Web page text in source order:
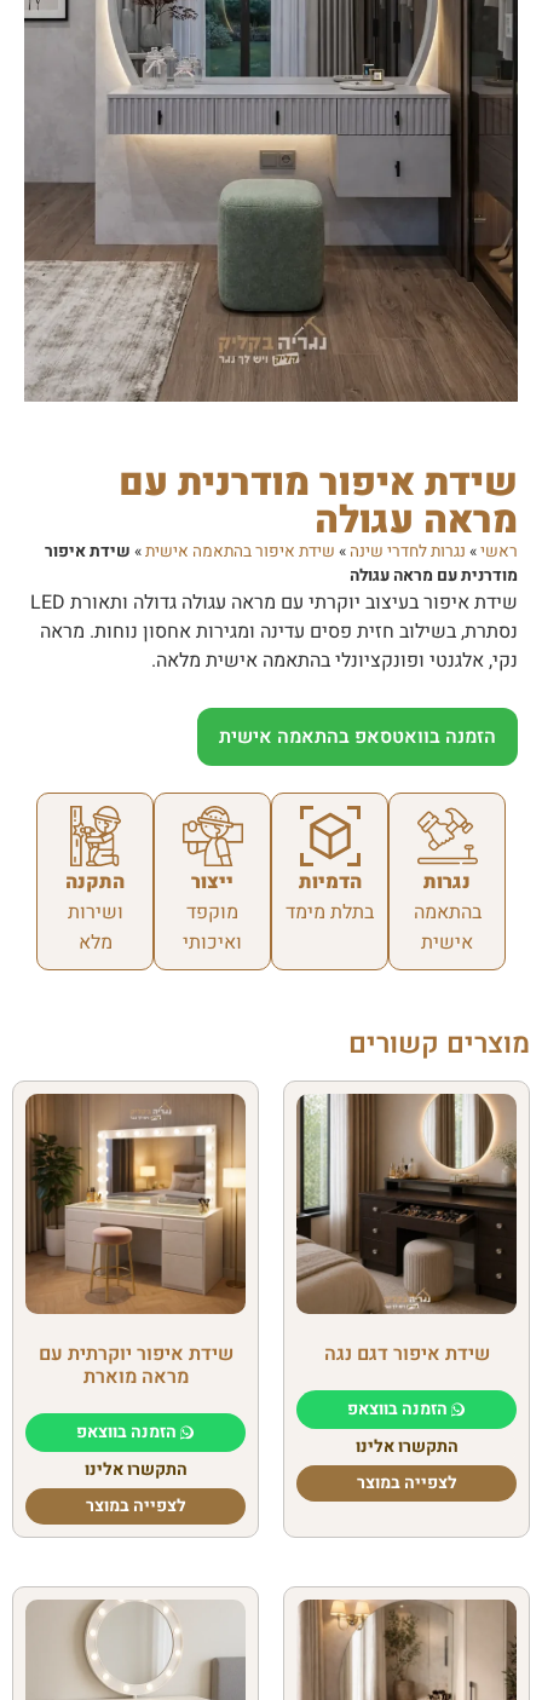
שידת איפור מודרנית עם
מראה עגולה
ראשי» נגרות לחדרי שינה » שידת איפור בהתאמה אישית» שידת איפור
מודרנית עם מראה עגולה
שידת איפור בעיצוב יוקרתי עם מראה עגולה גדולה ותאורת LED
נסתרת, בשילוב חזית פסים עדינה ומגירות אחסון נוחות. מראה
נקי, אלגנטי ופונקציונלי בהתאמה אישית מלאה.
הזמנה בוואטסאפ בהתאמה אישית
נגרות
בהתאמה
אישית
הדמיות
בתלת מימד
ייצור
מוקפד
ואיכותי
התקנה
ושירות
מלא
מוצרים קשורים
שידת איפור דגם נגה
הזמנה בווצאפ
התקשרו אלינו
לצפייה במוצר
שידת איפור יוקרתית עם
מראה מוארת
הזמנה בווצאפ
התקשרו אלינו
לצפייה במוצר